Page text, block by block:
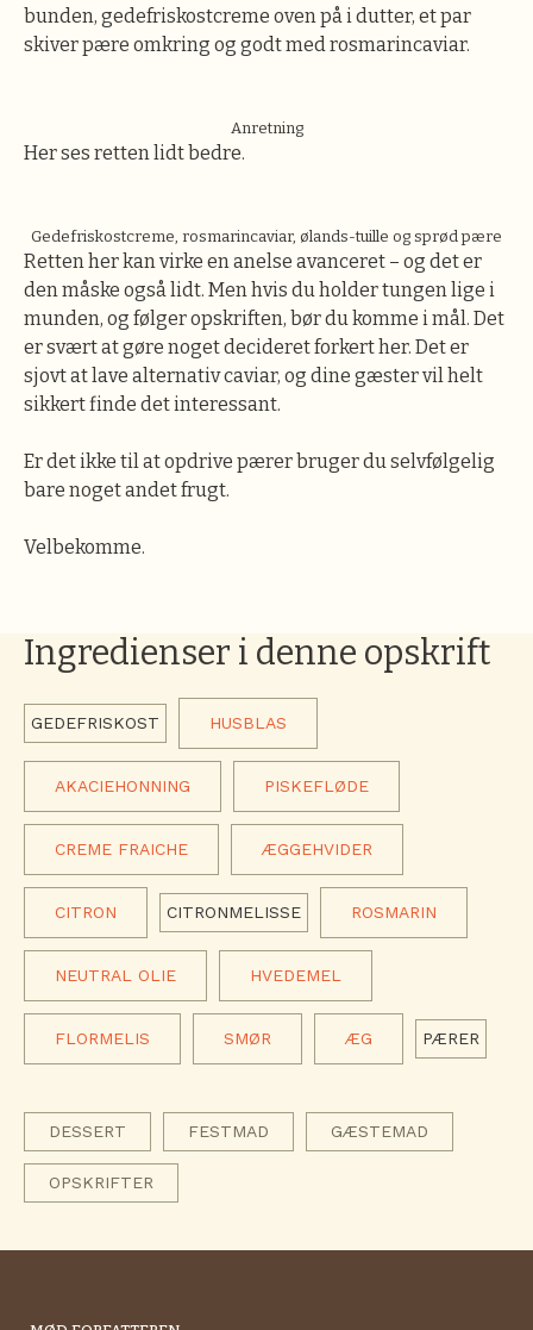
bunden, gedefriskostcreme oven på i dutter, et par
skiver pære omkring og godt med rosmarincaviar.
Anretning
Her ses retten lidt bedre.
Gedefriskostcreme, rosmarincaviar, ølands-tuille og sprød pære
Retten her kan virke en anelse avanceret – og det er
den måske også lidt. Men hvis du holder tungen lige i
munden, og følger opskriften, bør du komme i mål. Det
er svært at gøre noget decideret forkert her. Det er
sjovt at lave alternativ caviar, og dine gæster vil helt
sikkert finde det interessant.
Er det ikke til at opdrive pærer bruger du selvfølgelig
bare noget andet frugt.
Velbekomme.
Ingredienser i denne opskrift
GEDEFRISKOST HUSBLAS
AKACIEHONNING PISKEFLØDE
CREME FRAICHE ÆGGEHVIDER
CITRON CITRONMELISSE ROSMARIN
NEUTRAL OLIE HVEDEMEL
FLORMELIS SMØR ÆG PÆRER
DESSERT FESTMAD GÆSTEMAD
OPSKRIFTER